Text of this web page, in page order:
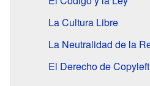
La Cultura Libre
La Neutralidad de la
El Derecho de Copyleft